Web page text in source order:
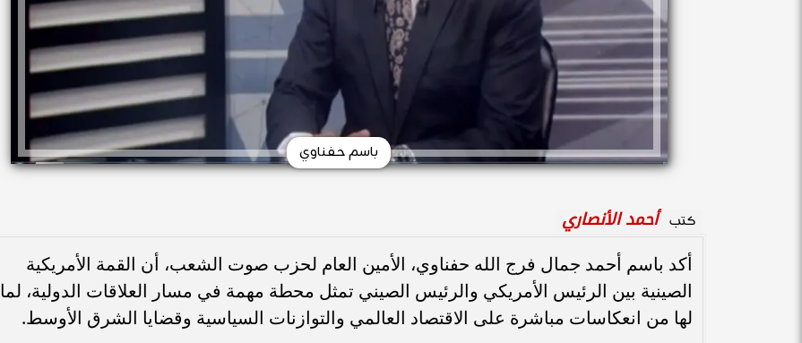
باسم حفناوي
كتب أحمد الأنصاري
أكد باسم أحمد جمال فرج الله حفناوي، الأمين العام لحزب صوت الشعب، أن القمة الأمريكية
الصينية بين الرئيس الأمريكي والرئيس الصيني تمثل محطة مهمة في مسار العلاقات الدولية، لما
لها من انعكاسات مباشرة على الاقتصاد العالمي والتوازنات السياسية وقضايا الشرق الأوسط.